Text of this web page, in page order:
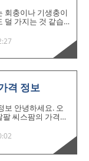
서는 이 소 생간 기
것과 함부로 먹으
안전하게 먹는 방
합니다. 사망에 이
소..
회충이나 기생충이
덜 가지는 것 같습
충검사도 하고 약
나오기도 하는데
손예진이 나온 클
음식을 옛날과 다
영양제도 많이 챙
있다는 사실 알고
물과 같이 생활하
문제가 있는지 그
한 번 알아보려고
하는 이유는? 회충
격 정보
보 안녕하세요. 오
씨스팜의 가격과
고 있는 현대인들
을 가지고 있고 관
들이 크게 발전했습